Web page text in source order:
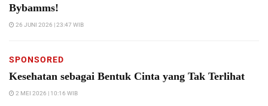
Bybamms!
26 JUNI 2026 | 23:47 WIB
SPONSORED
Kesehatan sebagai Bentuk Cinta yang Tak Terlihat
2 MEI 2026 | 10:16 WIB